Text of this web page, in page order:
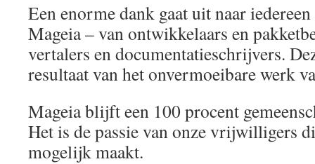
Een enorme dank gaat uit naar
Mageia – van ontwikkelaars en
vertalers en documentatieschrijvers.
resultaat van het onvermoeibare werk
Mageia blijft een 100 procent
Het is de passie van onze vrijwilligers
mogelijk maakt.